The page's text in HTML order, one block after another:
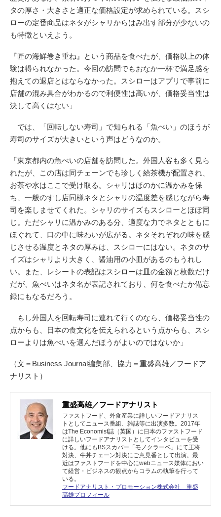
タの厚さ・大きさと適正な価格設定が求められている。スシ
ローの定番商品はネタがシャリからはみ出す部分が少ないの
も特徴といえよう。
『匠の海鮮巻き重ね』という商品を食べたが、価格以上の体
験は得られなかった。今回の訪問でもおなか一杯で満足感を
抱えての退店とはならなかった。スシローはアプリで事前に
店舗の混み具合がわかるので利便性は高いが、価格妥当性は
決して高くはない」
では、「回転しない寿司」で知られる「魚べい」のほうが
寿司のサイズが大きいという声はどうなのか。
「東京都内の魚べいの店舗を訪問した。外国人客も多く見ら
れたが、この店は同チェーンでも珍しく給茶機が配置され、
お茶や水はここで受け取る。シャリはほのかに温かみを保
ち、一般のすし店同様ネタとシャリの温度差を感じながら寿
司を楽しませてくれた。シャリのサイズもスシローとほぼ同
じ。ただシャリに温かみのある分、適度な力でネタとともに
ほぐれて、口の中に味わいが広がる。ネタそれぞれの味を感
じさせる温度とネタの厚みは、スシローにはない。ネタのサ
イズはシャリより大きく、醤油用の小皿があるのもうれし
い。また、レシートの表記はスシローは皿の金額と枚数だけ
だが、魚べいはネタ名が表記されており、何を食べたか備忘
録にもなるだろう。
もし外国人を回転寿司に連れて行くのなら、価格妥当性の
点からも、日本の食文化を伝えられるという点からも、スシ
ローよりは魚べいを選んだほうがよいのではないか」
（文＝Business Journal編集部、協力＝重盛高雄／フードア
ナリスト）
重盛高雄／フードアナリスト
ファストフード、外食産業に詳しいフードアナリス
トとしてニュース番組、雑誌等に出演多数。2017年
はThe Economist誌（英国）に日本のファストフード
に詳しいフードアナリストとしてインタビューを受
ける。他にもBSスカパー「モノクラーベ」にて王将
対決、牛丼チェーン対決にご意見番として出演。最
近はファストフードを中心にwebニュース媒体におい
て経営・ビジネスの観点からコラムの執筆を行って
いる。
フードアナリスト・プロモーション株式会社 重盛
高雄プロフィール